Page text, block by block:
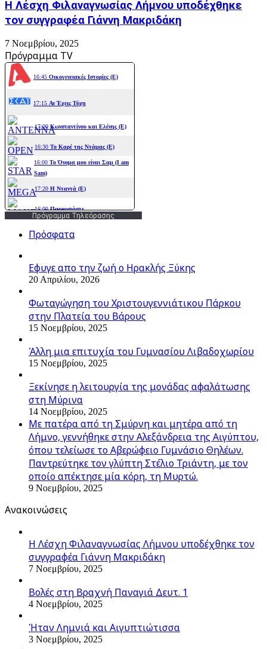
Η Λέσχη Φιλαναγνωσίας Λήμνου υποδέχθηκε
τον συγγραφέα Γιάννη Μακριδάκη
7 Νοεμβρίου, 2025
Πρόγραμμα TV
Πρόγραμμα Τηλεόρασης
Πρόσφατα
Εφυγε απο την ζωή o Ηρακλής Ξύκης
20 Απριλίου, 2026
Φωταγώγηση του Χριστουγεννιάτικου Πάρκου
στην Πλατεία του Βάρους
15 Νοεμβρίου, 2025
Άλλη μια επιτυχία του Γυμνασίου Λιβαδοχωρίου
15 Νοεμβρίου, 2025
Ξεκίνησε η λειτουργία της μονάδας αφαλάτωσης
στη Μύρινα
14 Νοεμβρίου, 2025
Με πατέρα από τη Σμύρνη και μητέρα από τη
Λήμνο, γεννήθηκε στην Αλεξάνδρεια της Αιγύπτου,
όπου τελείωσε το Αβερώφειο Γυμνάσιο Θηλέων.
Παντρεύτηκε τον γλύπτη Στέλιο Τριάντη, με τον
οποίο απέκτησε μία κόρη, τη Μυρτώ.
9 Νοεμβρίου, 2025
Ανακοινώσεις
Η Λέσχη Φιλαναγνωσίας Λήμνου υποδέχθηκε τον
συγγραφέα Γιάννη Μακριδάκη
7 Νοεμβρίου, 2025
Βολές στη Βραχνή Παναγιά Δευτ. 1
4 Νοεμβρίου, 2025
Ήταν Λημνιά και Αιγυπτιώτισσα
3 Νοεμβρίου, 2025